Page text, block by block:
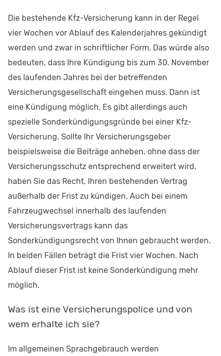
Die bestehende Kfz-Versicherung kann in der Regel
vier Wochen vor Ablauf des Kalenderjahres gekündigt
werden und zwar in schriftlicher Form. Das würde also
bedeuten, dass Ihre Kündigung bis zum 30. November
des laufenden Jahres bei der betreffenden
Versicherungsgesellschaft eingehen muss. Dann ist
eine Kündigung möglich. Es gibt allerdings auch
spezielle Sonderkündigungsgründe bei einer Kfz-
Versicherung. Sollte Ihr Versicherungsgeber
beispielsweise die Beiträge anheben, ohne dass der
Versicherungsschutz entsprechend erweitert wird,
haben Sie das Recht, Ihren bestehenden Vertrag
außerhalb der Frist zu kündigen. Auch bei einem
Fahrzeugwechsel innerhalb des laufenden
Versicherungsvertrags kann das
Sonderkündigungsrecht von Ihnen gebraucht werden.
In beiden Fällen beträgt die Frist vier Wochen. Nach
Ablauf dieser Frist ist keine Sonderkündigung mehr
möglich.
Was ist eine Versicherungspolice und von
wem erhalte ich sie?
Im allgemeinen Sprachgebrauch werden